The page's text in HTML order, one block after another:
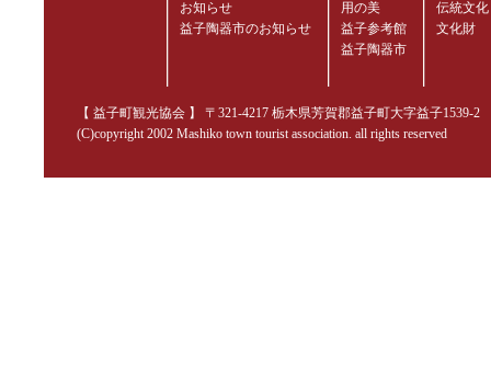
お知らせ
益子陶器市のお知らせ
用の美
益子参考館
益子陶器市
伝統文化
文化財
【 益子町観光協会 】 〒321-4217 栃木県芳賀郡益子町大字益子1539-
(C)copyright 2002 Mashiko town tourist association. all rights reserved